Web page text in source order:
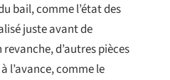
bail, comme l’état des
juste avant de
d’autres pièces
l’avance, comme le